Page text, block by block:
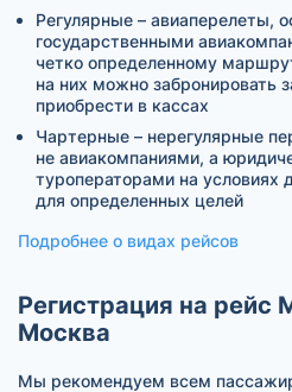
Регулярные – авиаперелеты,
государственными
четко определенному
на них можно забронировать
приобрести в кассах
Чартерные – нерегулярные
не авиакомпаниями, а
туроператорами на условиях
для определенных целей
Подробнее о видах рейсов
Регистрация на
Москва
Мы рекомендуем всем